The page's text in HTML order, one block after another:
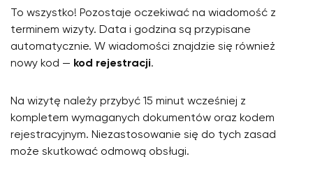
To wszystko! Pozostaje oczekiwać na wiadomość z
terminem wizyty. Data i godzina są przypisane
automatycznie. W wiadomości znajdzie się również
nowy kod — kod rejestracji.
Na wizytę należy przybyć 15 minut wcześniej z
kompletem wymaganych dokumentów oraz kodem
rejestracyjnym. Niezastosowanie się do tych zasad
może skutkować odmową obsługi.